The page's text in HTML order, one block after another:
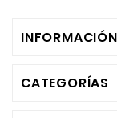
CATEGORÍAS